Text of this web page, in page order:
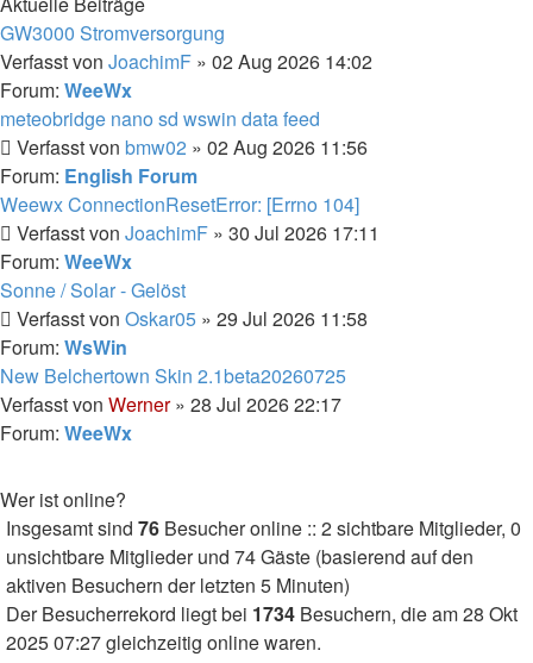
GW3000 Stromversorgung
Verfasst von JoachimF » 02 Aug 2026 14:02
Forum: WeeWx
meteobridge nano sd wswin data feed
Verfasst von bmw02 » 02 Aug 2026 11:56
Forum: English Forum
Weewx ConnectionResetError: [Errno 104]
Verfasst von JoachimF » 30 Jul 2026 17:11
Forum: WeeWx
Sonne / Solar - Gelöst
Verfasst von Oskar05 » 29 Jul 2026 11:58
Forum: WsWin
New Belchertown Skin 2.1beta20260725
Verfasst von Werner» 28 Jul 2026 22:17
Forum: WeeWx
Wer ist online?
Insgesamt sind 76 Besucher online :: 2 sichtbare Mitglieder, 0
unsichtbare Mitglieder und 74 Gäste (basierend auf den
aktiven Besuchern der letzten 5 Minuten)
Der Besucherrekord liegt bei 1734 Besuchern, die am 28 Okt
2025 07:27 gleichzeitig online waren.